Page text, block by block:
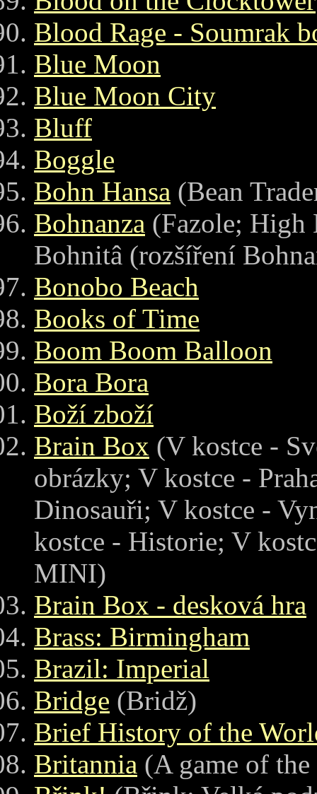
Blood Rage - Soumrak
Blue Moon
Blue Moon City
Bluff
Boggle
Bohn Hansa (Bean
Bohnanza (Fazole; High
Bohnitâ (rozšíření
Bonobo Beach
Books of Time
Boom Boom Balloon
Bora Bora
Boží zboží
Brain Box (V kostce -
obrázky; V kostce -
Dinosauři; V kostce -
kostce - Historie; V
MINI)
Brain Box - desková hra
Brass: Birmingham
Brazil: Imperial
Bridge (Bridž)
Brief History of the
Britannia (A game of